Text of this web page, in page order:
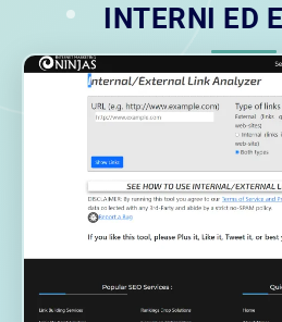
INTERNI ED